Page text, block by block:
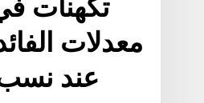
تكهنات
معدلات
عند نسب تتراوح